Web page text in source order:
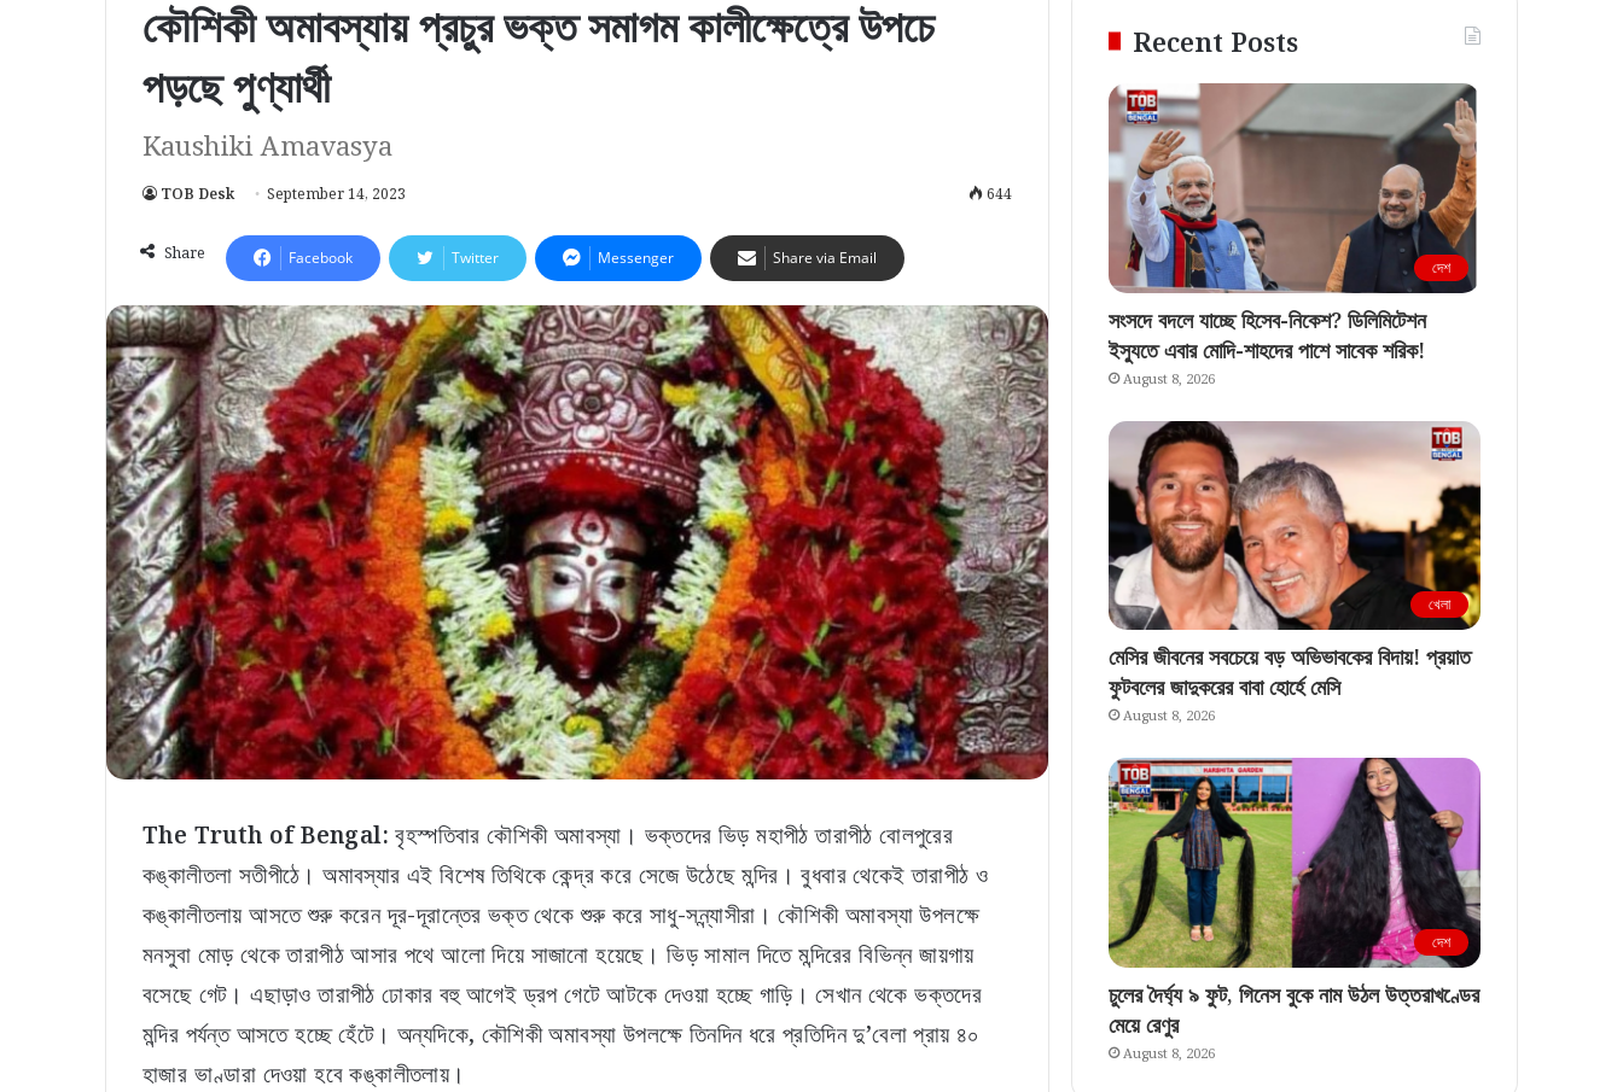
কৌশিকী অমাবস্যায় প্রচুর ভক্ত সমাগম কালীক্ষেত্রে উপচে
পড়ছে পুণ্যার্থী
Kaushiki Amavasya
TOB Desk September 14, 2023 644
Share Facebook Twitter Messenger Share via Email
The Truth of Bengal: বৃহস্পতিবার কৌশিকী অমাবস্যা। ভক্তদের ভিড় মহাপীঠ তারাপীঠ বোলপুরের
কঙ্কালীতলা সতীপীঠে। অমাবস্যার এই বিশেষ তিথিকে কেন্দ্র করে সেজে উঠেছে মন্দির। বুধবার থেকেই তারাপীঠ ও
কঙ্কালীতলায় আসতে শুরু করেন দূর-দূরান্তের ভক্ত থেকে শুরু করে সাধু-সন্ন্যাসীরা। কৌশিকী অমাবস্যা উপলক্ষে
মনসুবা মোড় থেকে তারাপীঠ আসার পথে আলো দিয়ে সাজানো হয়েছে। ভিড় সামাল দিতে মন্দিরের বিভিন্ন জায়গায়
বসেছে গেট। এছাড়াও তারাপীঠ ঢোকার বহু আগেই ড্রপ গেটে আটকে দেওয়া হচ্ছে গাড়ি। সেখান থেকে ভক্তদের
মন্দির পর্যন্ত আসতে হচ্ছে হেঁটে। অন্যদিকে, কৌশিকী অমাবস্যা উপলক্ষে তিনদিন ধরে প্রতিদিন দু’বেলা প্রায় ৪০
হাজার ভাণ্ডারা দেওয়া হবে কঙ্কালীতলায়।
Recent Posts
দেশ
সংসদে বদলে যাচ্ছে হিসেব-নিকেশ? ডিলিমিটেশন
ইস্যুতে এবার মোদি-শাহদের পাশে সাবেক শরিক!
August 8, 2026
খেলা
মেসির জীবনের সবচেয়ে বড় অভিভাবকের বিদায়! প্রয়াত
ফুটবলের জাদুকরের বাবা হোর্হে মেসি
August 8, 2026
দেশ
চুলের দৈর্ঘ্য ৯ ফুট, গিনেস বুকে নাম উঠল উত্তরাখণ্ডের
মেয়ে রেণুর
August 8, 2026